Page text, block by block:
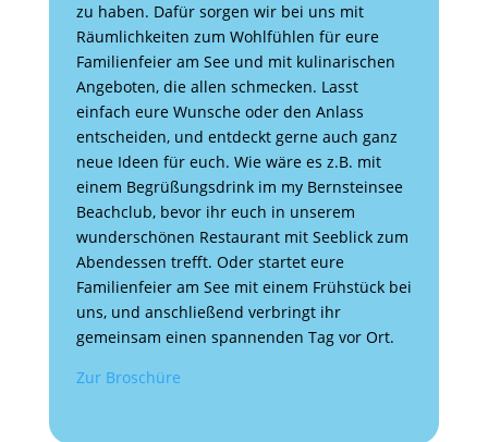
zu haben. Dafür sorgen wir bei uns mit
Räumlichkeiten zum Wohlfühlen für eure
Familienfeier am See und mit kulinarischen
Angeboten, die allen schmecken. Lasst
einfach eure Wunsche oder den Anlass
entscheiden, und entdeckt gerne auch ganz
neue Ideen für euch. Wie wäre es z.B. mit
einem Begrüßungsdrink im my Bernsteinsee
Beachclub, bevor ihr euch in unserem
wunderschönen Restaurant mit Seeblick zum
Abendessen trefft. Oder startet eure
Familienfeier am See mit einem Frühstück bei
uns, und anschließend verbringt ihr
gemeinsam einen spannenden Tag vor Ort.
Zur Broschüre